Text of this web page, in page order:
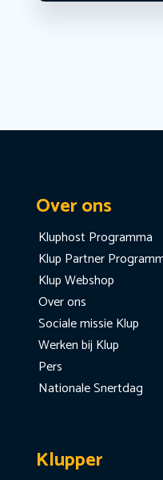
Over ons
Kluphost Programma
Klup Partner
Klup Webshop
Over ons
Sociale missie Klup
Werken bij Klup
Pers
Nationale Snertdag
Klupper